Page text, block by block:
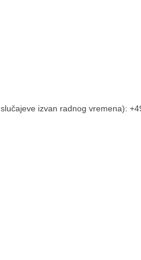
izvan radnog vremena):